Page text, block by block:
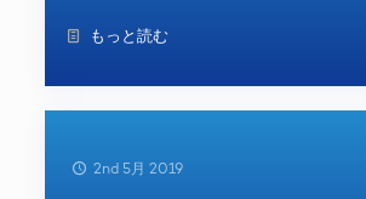
もっと読む
2nd 5月 2019